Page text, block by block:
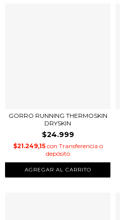
GORRO RUNNING THERMOSKIN
DRYSKIN
$24.999
$21.249,15 con Transferencia o
depósito
AGREGAR AL CARRITO